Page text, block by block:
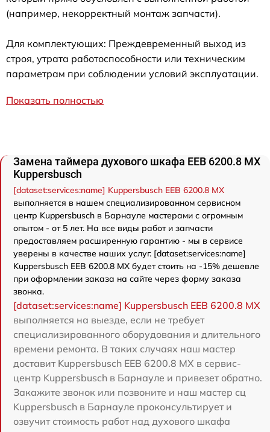
(например, некорректный монтаж запчасти).
Для комплектующих: Преждевременный выход из
строя, утрата работоспособности или техническим
параметрам при соблюдении условий эксплуатации.
Показать полностью
Замена таймера духового шкафа EEB 6200.8 MX
Kuppersbusch
[dataset:services:name] Kuppersbusch EEB 6200.8 MX
выполняется в нашем специализированном сервисном
центр Kuppersbusch в Барнауле мастерами с огромным
опытом - от 5 лет. На все виды работ и запчасти
предоставляем расширенную гарантию - мы в сервисе
уверены в качестве наших услуг. [dataset:services:name]
Kuppersbusch EEB 6200.8 MX будет стоить на -15% дешевле
при оформлении заказа на сайте через форму заказа
звонка.
[dataset:services:name] Kuppersbusch EEB 6200.8 MX
выполняется на выезде, если не требует
специализированного оборудования и длительного
времени ремонта. В таких случаях наш мастер
доставит Kuppersbusch EEB 6200.8 MX в сервис-
центр Kuppersbusch в Барнауле и привезет обратно.
Закажите звонок или позвоните и наш мастер сц
Kuppersbusch в Барнауле проконсультирует и
озвучит стоимость работ над духового шкафа